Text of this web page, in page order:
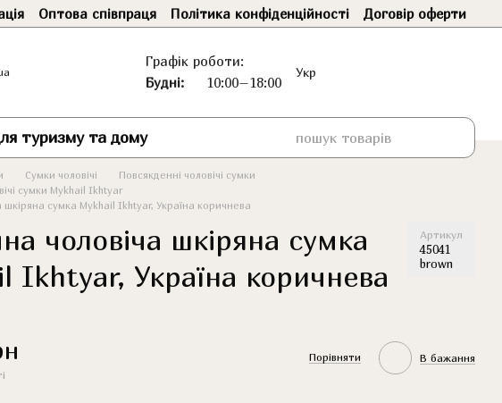
Оптова співпраця Політика конфіденційності Договір оферти
Графік роботи:
Будні:
10:00–18:00
Укр
туризму та дому
Сумки чоловічі
Повсякденні чоловічі сумки
сумки Mykhail Ikhtyar
шкіряна сумка Mykhail Ikhtyar, Україна коричнева
чоловіча шкіряна сумка
Ikhtyar, Україна коричнева
Артикул
45041
brown
Порівняти В бажання